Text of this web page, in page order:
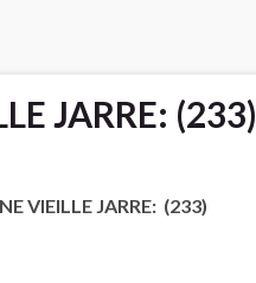
JARRE: (233)
VIEILLE JARRE: (233)